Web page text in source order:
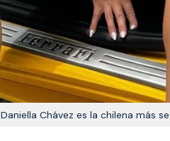
Daniella Chávez es la chilena más